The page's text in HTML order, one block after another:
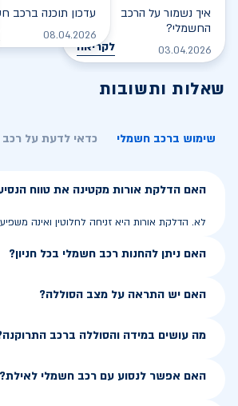
איך נשמור על הרכב
החשמלי?
03.04.2026 לקריאה
עדכון תוכנה ברכב
08.04.2026
שאלות ותשובות
שימוש ברכב חשמלי כדאי לדעת על
האם הדלקת אורות מקטינה את טווח
לא. הדלקת אורות היא זניחה לחלוטין ואינה
האם ניתן להחנות רכב חשמלי בכל חניון?
האם יש התראה על מצב הסוללה?
מה עושים במידה והסוללה ברכב
האם אפשר לנסוע עם רכב חשמלי לאילת?